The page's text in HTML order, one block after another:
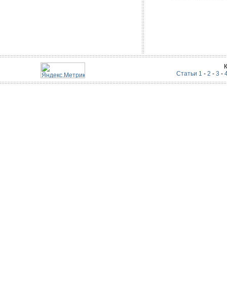
Статьи 1 - 2 - 3 -